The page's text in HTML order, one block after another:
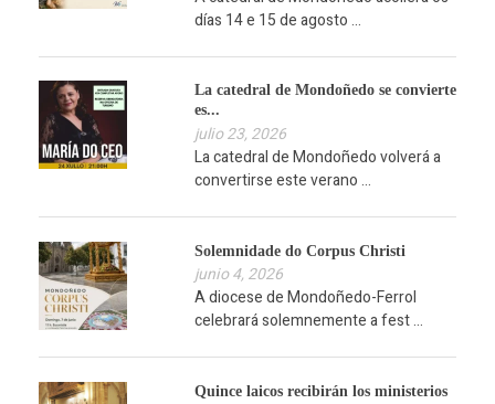
días 14 e 15 de agosto ...
La catedral de Mondoñedo se convierte
es...
julio 23, 2026
La catedral de Mondoñedo volverá a
convertirse este verano ...
Solemnidade do Corpus Christi
junio 4, 2026
A diocese de Mondoñedo-Ferrol
celebrará solemnemente a fest ...
Quince laicos recibirán los ministerios